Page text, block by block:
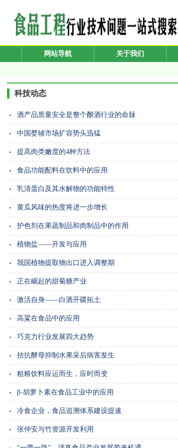
网站导航 关于我们
科技动态
酒产品质量安全是整个酿酒行业的命脉
中国婴辅市场扩容势头迅猛
提高肉类嫩度的4种方法
食品功能配料在饮料中的应用
乳清蛋白及其水解物的功能特性
黄瓜风味的热度将进一步增长
护色剂在果蔬制品和肉制品中的作用
植物盐——开发与应用
我国植物提取物出口进入调整期
正在崛起的甜菊糖产业
激活自身——白酒开疆拓土
高粱在食品中的应用
巧克力行业发展四大趋势
拮抗酵母抑制水果采后病害发生
粗粮饮料应运而生，应时而变
β-胡萝卜素在食品工业中的应用
冷食企业，食品追溯体系建设提速
张仲安与竹资源开发利用